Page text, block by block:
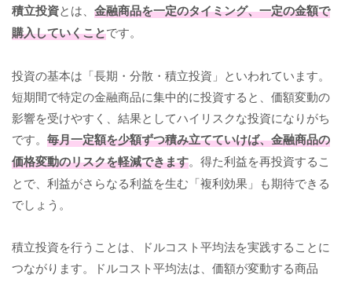
積立投資とは、 金融商品を一定のタイミング、一定の金額で
購入していくことです。
投資の基本は「長期・分散・積立投資」といわれています。
短期間で特定の金融商品に集中的に投資すると、価額変動の
影響を受けやすく、結果としてハイリスクな投資になりがち
です。 毎月一定額を少額ずつ積み立てていけば、金融商品の
価格変動のリスクを軽減できます。得た利益を再投資するこ
とで、利益がさらなる利益を生む「複利効果」も期待できる
でしょう。
積立投資を行うことは、ドルコスト平均法を実践することに
つながります。ドルコスト平均法は、価額が変動する商品